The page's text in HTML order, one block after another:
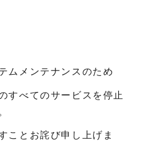
ムメンテナンスのため
すべてのサービスを停止
ことお詫び申し上げま